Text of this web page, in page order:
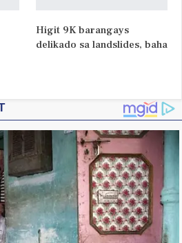
Higit 9K barangays
delikado sa landslides, baha